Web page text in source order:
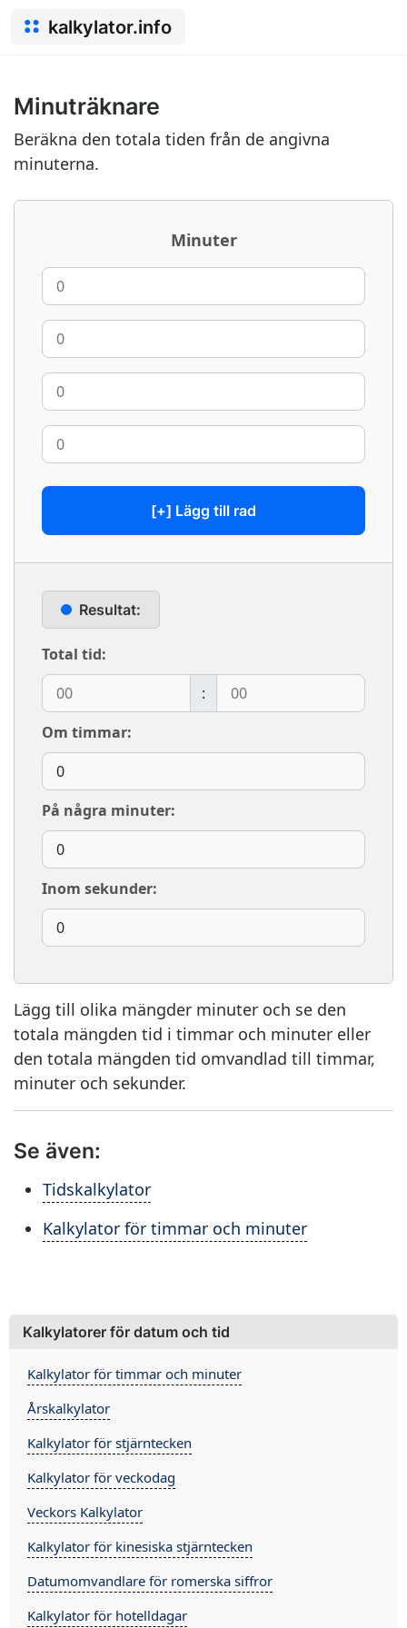
kalkylator.info
Minuträknare
Beräkna den totala tiden från de angivna
minuterna.
Minuter
[+] Lägg till rad
Resultat:
Total tid:
:
Om timmar:
På några minuter:
Inom sekunder:
Lägg till olika mängder minuter och se den
totala mängden tid i timmar och minuter eller
den totala mängden tid omvandlad till timmar,
minuter och sekunder.
Se även:
Tidskalkylator
Kalkylator för timmar och minuter
Kalkylatorer för datum och tid
Kalkylator för timmar och minuter
Årskalkylator
Kalkylator för stjärntecken
Kalkylator för veckodag
Veckors Kalkylator
Kalkylator för kinesiska stjärntecken
Datumomvandlare för romerska siffror
Kalkylator för hotelldagar